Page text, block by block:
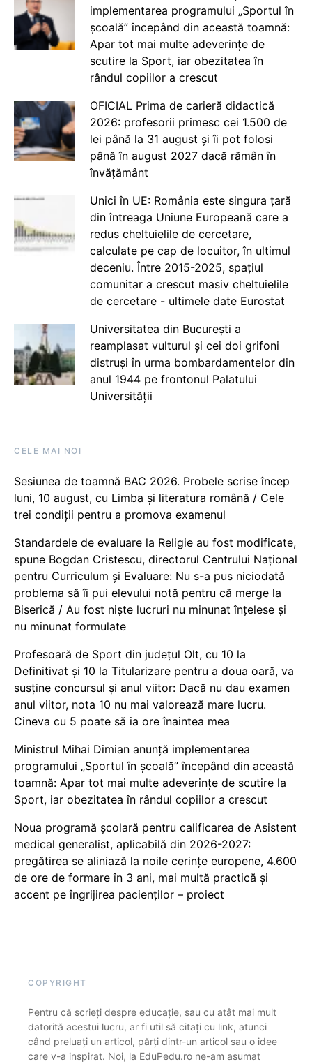
implementarea programului „Sportul în
școală” începând din această toamnă:
Apar tot mai multe adeverințe de
scutire la Sport, iar obezitatea în
rândul copiilor a crescut
OFICIAL Prima de carieră didactică
2026: profesorii primesc cei 1.500 de
lei până la 31 august și îi pot folosi
până în august 2027 dacă rămân în
învățământ
Unici în UE: România este singura țară
din întreaga Uniune Europeană care a
redus cheltuielile de cercetare,
calculate pe cap de locuitor, în ultimul
deceniu. Între 2015-2025, spațiul
comunitar a crescut masiv cheltuielile
de cercetare - ultimele date Eurostat
Universitatea din București a
reamplasat vulturul și cei doi grifoni
distruși în urma bombardamentelor din
anul 1944 pe frontonul Palatului
Universității
CELE MAI NOI
Sesiunea de toamnă BAC 2026. Probele scrise încep
luni, 10 august, cu Limba și literatura română / Cele
trei condiții pentru a promova examenul
Standardele de evaluare la Religie au fost modificate,
spune Bogdan Cristescu, directorul Centrului Național
pentru Curriculum și Evaluare: Nu s-a pus niciodată
problema să îi pui elevului notă pentru că merge la
Biserică / Au fost niște lucruri nu minunat înțelese și
nu minunat formulate
Profesoară de Sport din județul Olt, cu 10 la
Definitivat și 10 la Titularizare pentru a doua oară, va
susține concursul și anul viitor: Dacă nu dau examen
anul viitor, nota 10 nu mai valorează mare lucru.
Cineva cu 5 poate să ia ore înaintea mea
Ministrul Mihai Dimian anunță implementarea
programului „Sportul în școală” începând din această
toamnă: Apar tot mai multe adeverințe de scutire la
Sport, iar obezitatea în rândul copiilor a crescut
Noua programă școlară pentru calificarea de Asistent
medical generalist, aplicabilă din 2026-2027:
pregătirea se aliniază la noile cerințe europene, 4.600
de ore de formare în 3 ani, mai multă practică și
accent pe îngrijirea pacienților – proiect
COPYRIGHT
Pentru că scrieți despre educație, sau cu atât mai mult
datorită acestui lucru, ar fi util să citați cu link, atunci
când preluați un articol, părți dintr-un articol sau o idee
care v-a inspirat. Noi, la EduPedu.ro ne-am asumat